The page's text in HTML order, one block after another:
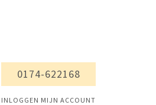
0174-622168
INLOGGEN MIJN ACCOUNT